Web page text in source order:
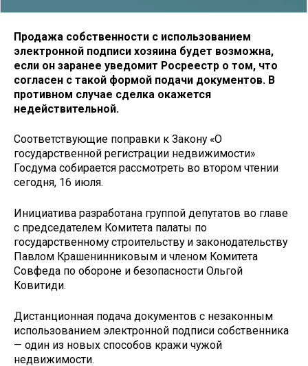
Продажа собственности с использованием
электронной подписи хозяина будет возможна,
если он заранее уведомит Росреестр о том, что
согласен с такой формой подачи документов. В
противном случае сделка окажется
недействительной.
Соответствующие поправки к Закону «О
государственной регистрации недвижимости»
Госдума собирается рассмотреть во втором чтении
сегодня, 16 июля.
Инициатива разработана группой депутатов во главе
с председателем Комитета палаты по
государственному строительству и законодательству
Павлом Крашенинниковым и членом Комитета
Совфеда по обороне и безопасности Ольгой
Ковитиди.
Дистанционная подача документов с незаконным
использованием электронной подписи собственника
— один из новых способов кражи чужой
недвижимости.